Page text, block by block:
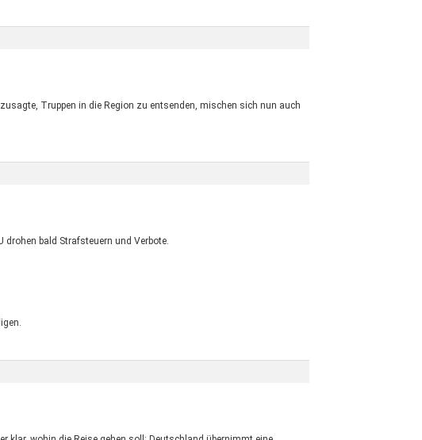
Truppen in die Region zu entsenden, mischen sich nun auch
drohen bald Strafsteuern und Verbote.